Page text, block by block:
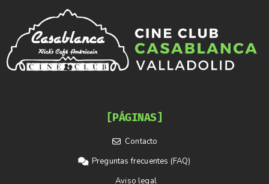
[PÁGINAS]
Contacto
Preguntas frecuentes (FAQ)
Aviso legal